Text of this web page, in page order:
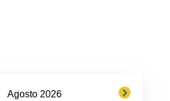
Agosto 2026 next